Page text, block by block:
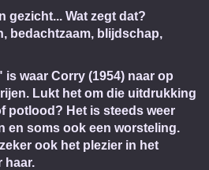
gezicht... Wat zegt dat?
bedachtzaam, blijdschap,
is waar Corry (1954) naar op
Lukt het om die uitdrukking
potlood? Het is steeds weer
en soms ook een worsteling.
ook het plezier in het
haar.